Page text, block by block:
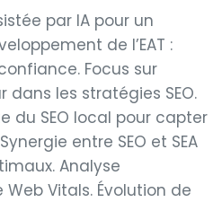
par IA pour un
de l’EAT :
Focus sur
dans les stratégies SEO.
du SEO local pour capter
entre SEO et SEA
Analyse
Vitals. Évolution de